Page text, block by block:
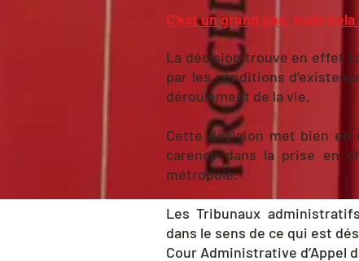
C'est un grand pas, mais
La décision trouve en effet
par les conditions
déroulement de la vie.
Cette décision met bien en
carence dans la prise en
métropole.
Les Tribunaux
dans le sens de ce qui est
Cour Administrative d’Appel